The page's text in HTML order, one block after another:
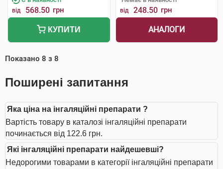
від 568.50 грн
КУПИТИ
від 248.50 грн
АНАЛОГИ
Показано 8 з 8
Поширені запитання
Яка ціна на інгаляційні препарати ?
Вартість товару в каталозі інгаляційні препарати
починається від 122.6 грн.
Які інгаляційні препарати найдешевші?
Недорогими товарами в категорії інгаляційні препарати